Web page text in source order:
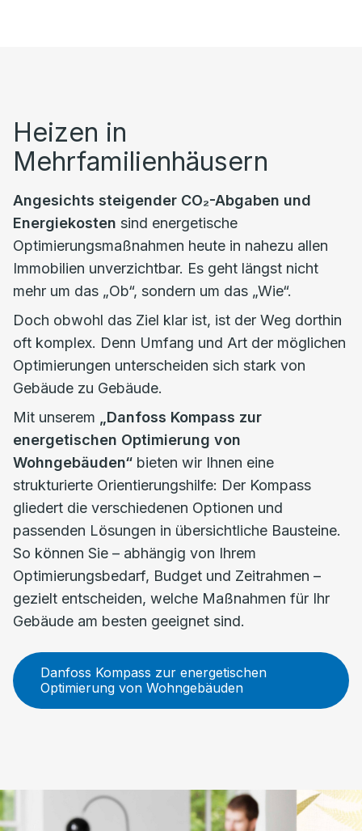
Heizen in
Mehrfamilienhäusern
Angesichts steigender CO₂-Abgaben und
Energiekosten sind energetische
Optimierungsmaßnahmen heute in nahezu allen
Immobilien unverzichtbar. Es geht längst nicht
mehr um das „Ob“, sondern um das „Wie“.
Doch obwohl das Ziel klar ist, ist der Weg dorthin
oft komplex. Denn Umfang und Art der möglichen
Optimierungen unterscheiden sich stark von
Gebäude zu Gebäude.
Mit unserem
„Danfoss Kompass zur
energetischen Optimierung von
Wohngebäuden“ bieten wir Ihnen eine
strukturierte Orientierungshilfe: Der Kompass
gliedert die verschiedenen Optionen und
passenden Lösungen in übersichtliche Bausteine.
So können Sie – abhängig von Ihrem
Optimierungsbedarf, Budget und Zeitrahmen –
gezielt entscheiden, welche Maßnahmen für Ihr
Gebäude am besten geeignet sind.
Danfoss Kompass zur energetischen
Optimierung von Wohngebäuden